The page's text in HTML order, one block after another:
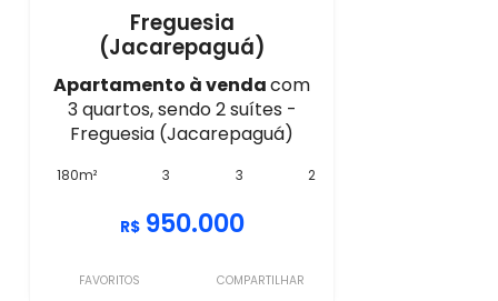
Freguesia
(Jacarepaguá)
Apartamento à vendacom
3 quartos, sendo 2 suítes -
Freguesia (Jacarepaguá)
180m² 3 3 2
R$ 950.000
FAVORITOS COMPARTILHAR